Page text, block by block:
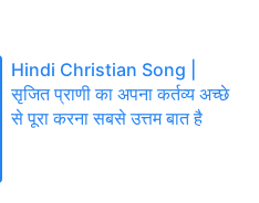
Hindi Christian Song |
सृजित प्राणी का अपना कर्तव्य अच्छे
से पूरा करना सबसे उत्तम बात है